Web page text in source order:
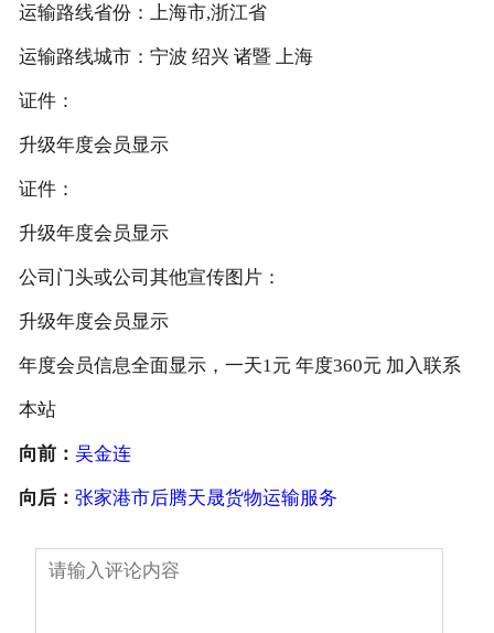
运输路线省份：上海市,浙江省
运输路线城市：宁波 绍兴 诸暨 上海
证件：
升级年度会员显示
证件：
升级年度会员显示
公司门头或公司其他宣传图片：
升级年度会员显示
年度会员信息全面显示，一天1元 年度360元 加入联系
本站
向前： 吴金连
向后： 张家港市后腾天晟货物运输服务